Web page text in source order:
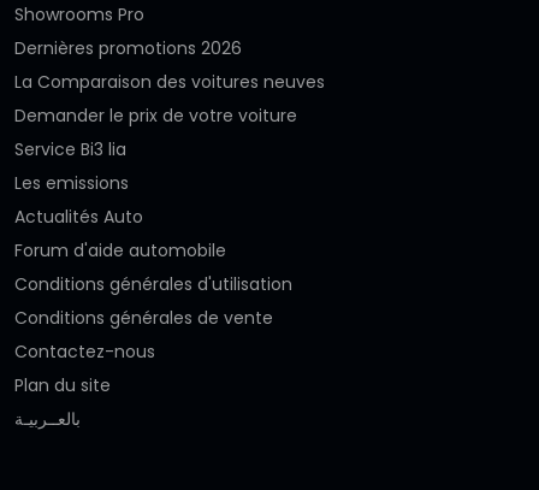
Showrooms Pro
Dernières promotions 2026
La Comparaison des voitures neuves
Demander le prix de votre voiture
Service Bi3 lia
Les emissions
Actualités Auto
Forum d'aide automobile
Conditions générales d'utilisation
Conditions générales de vente
Contactez-nous
Plan du site
بالعــربيـة